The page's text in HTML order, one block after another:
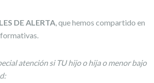
DE ALERTA , que hemos compartido en
atención si TU hijo o hija o menor bajo